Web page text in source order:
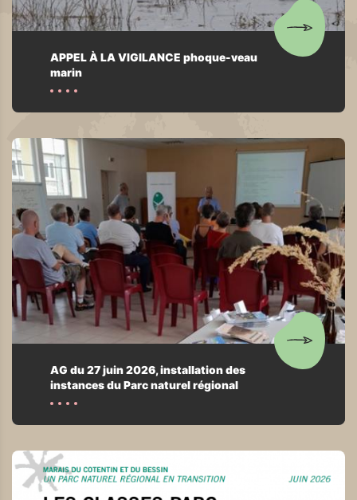
APPEL À LA VIGILANCE phoque-veau
marin
AG du 27 juin 2026, installation des
instances du Parc naturel régional